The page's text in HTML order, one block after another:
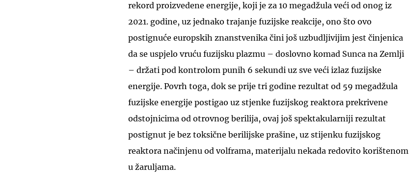
rekord proizvedene energije, koji je za 10 megadžula veći od onog iz
2021. godine, uz jednako trajanje fuzijske reakcije, ono što ovo
postignuće europskih znanstvenika čini još uzbudljivijim jest činjenica
da se uspjelo vruću fuzijsku plazmu – doslovno komad Sunca na Zemlji
– držati pod kontrolom punih 6 sekundi uz sve veći izlaz fuzijske
energije. Povrh toga, dok se prije tri godine rezultat od 59 megadžula
fuzijske energije postigao uz stjenke fuzijskog reaktora prekrivene
odstojnicima od otrovnog berilija, ovaj još spektakularniji rezultat
postignut je bez toksične berilijske prašine, uz stijenku fuzijskog
reaktora načinjenu od volframa, materijalu nekada redovito korištenom
u žaruljama.